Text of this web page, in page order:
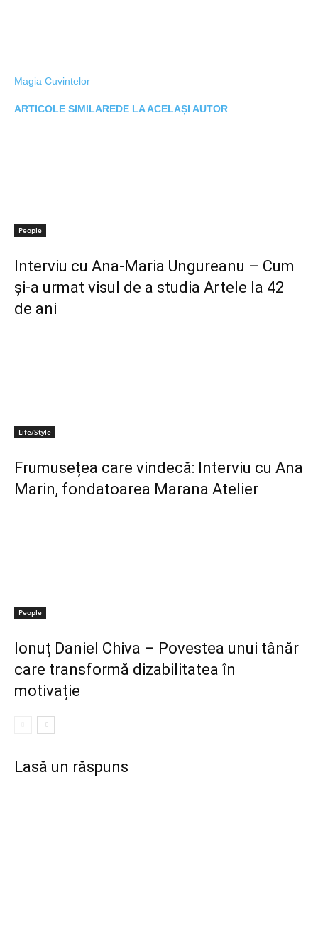
Magia Cuvintelor
ARTICOLE SIMILAREDE LA ACELAȘI AUTOR
People
Interviu cu Ana-Maria Ungureanu – Cum
și-a urmat visul de a studia Artele la 42
de ani
Life/Style
Frumusețea care vindecă: Interviu cu Ana
Marin, fondatoarea Marana Atelier
People
Ionuț Daniel Chiva – Povestea unui tânăr
care transformă dizabilitatea în
motivație
Lasă un răspuns